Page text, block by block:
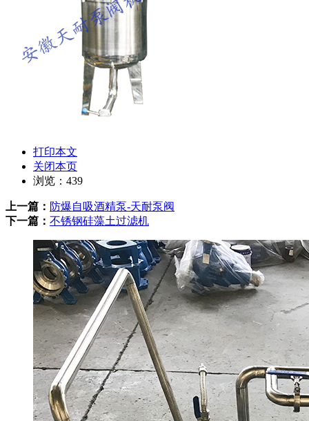
打印本文
关闭本页
浏览： 439
上一篇： 防爆自吸酒精泵-天耐泵阀
下一篇： 不锈钢硅藻土过滤机